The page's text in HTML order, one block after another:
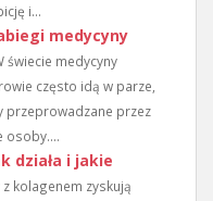
i...
medycyny
świecie medycyny
często idą w parze,
przeprowadzane przez
osoby....
działa i jakie
z kolagenem zyskują